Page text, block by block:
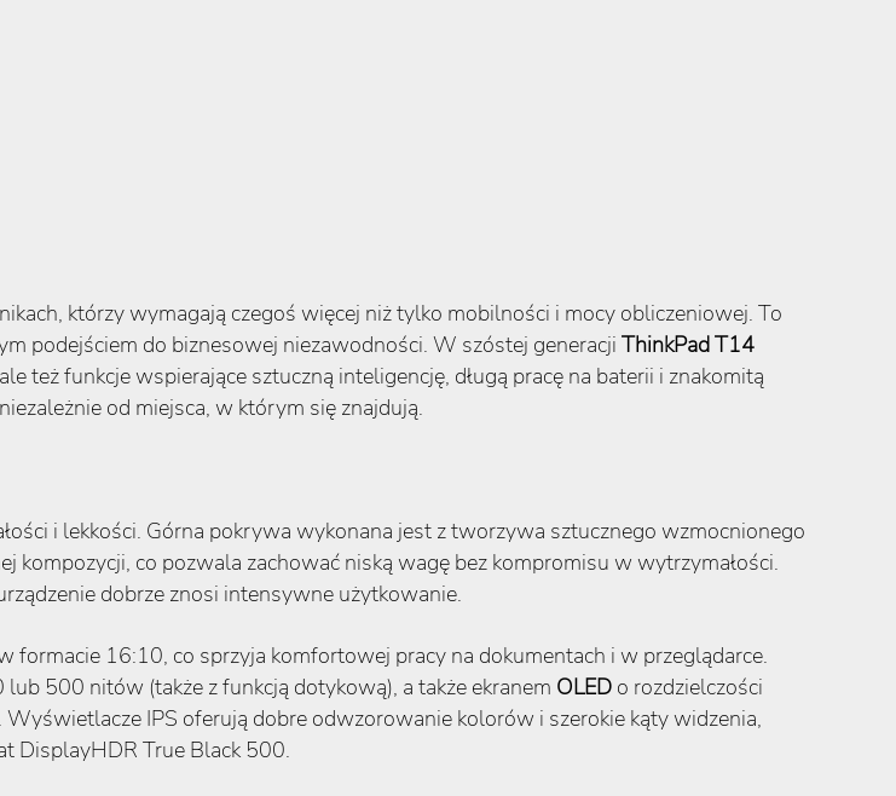
którzy wymagają czegoś więcej niż tylko mobilności i mocy obliczeniowej. To
podejściem do biznesowej niezawodności. W szóstej generacji ThinkPad T14
też funkcje wspierające sztuczną inteligencję, długą pracę na baterii i znakomitą
od miejsca, w którym się znajdują.
i lekkości. Górna pokrywa wykonana jest z tworzywa sztucznego wzmocnionego
co pozwala zachować niską wagę bez kompromisu w wytrzymałości.
dobrze znosi intensywne użytkowanie.
16:10, co sprzyja komfortowej pracy na dokumentach i w przeglądarce.
500 nitów (także z funkcją dotykową), a także ekranem OLED o rozdzielczości
Wyświetlacze IPS oferują dobre odwzorowanie kolorów i szerokie kąty widzenia,
DisplayHDR True Black 500.